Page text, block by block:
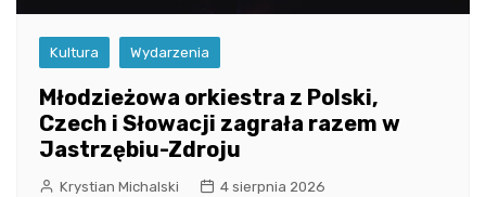
Kultura Wydarzenia
Młodzieżowa orkiestra z Polski,
Czech i Słowacji zagrała razem w
Jastrzębiu-Zdroju
Krystian Michalski 4 sierpnia 2026